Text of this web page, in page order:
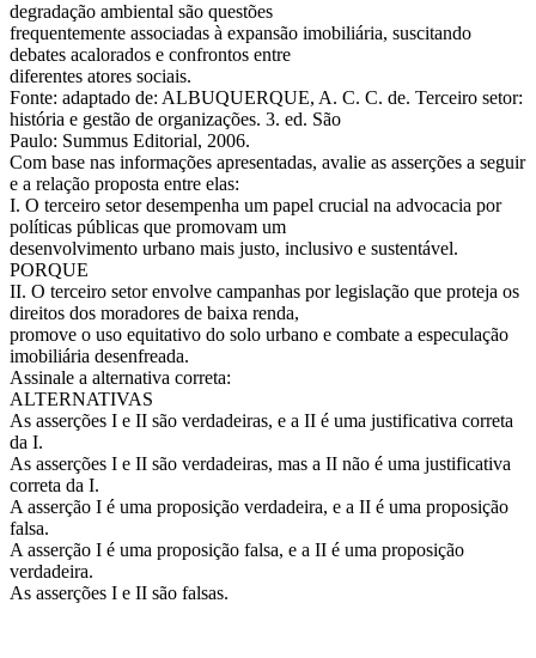
degradação ambiental são questões
frequentemente associadas à expansão imobiliária, suscitando
debates acalorados e confrontos entre
diferentes atores sociais.
Fonte: adaptado de: ALBUQUERQUE, A. C. C. de. Terceiro setor:
história e gestão de organizações. 3. ed. São
Paulo: Summus Editorial, 2006.
Com base nas informações apresentadas, avalie as asserções a seguir
e a relação proposta entre elas:
I. O terceiro setor desempenha um papel crucial na advocacia por
políticas públicas que promovam um
desenvolvimento urbano mais justo, inclusivo e sustentável.
PORQUE
II. O terceiro setor envolve campanhas por legislação que proteja os
direitos dos moradores de baixa renda,
promove o uso equitativo do solo urbano e combate a especulação
imobiliária desenfreada.
Assinale a alternativa correta:
ALTERNATIVAS
As asserções I e II são verdadeiras, e a II é uma justificativa correta
da I.
As asserções I e II são verdadeiras, mas a II não é uma justificativa
correta da I.
A asserção I é uma proposição verdadeira, e a II é uma proposição
falsa.
A asserção I é uma proposição falsa, e a II é uma proposição
verdadeira.
As asserções I e II são falsas.